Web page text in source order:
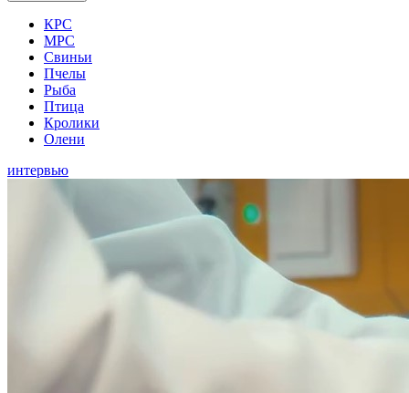
КРС
МРС
Свиньи
Пчелы
Рыба
Птица
Кролики
Олени
интервью